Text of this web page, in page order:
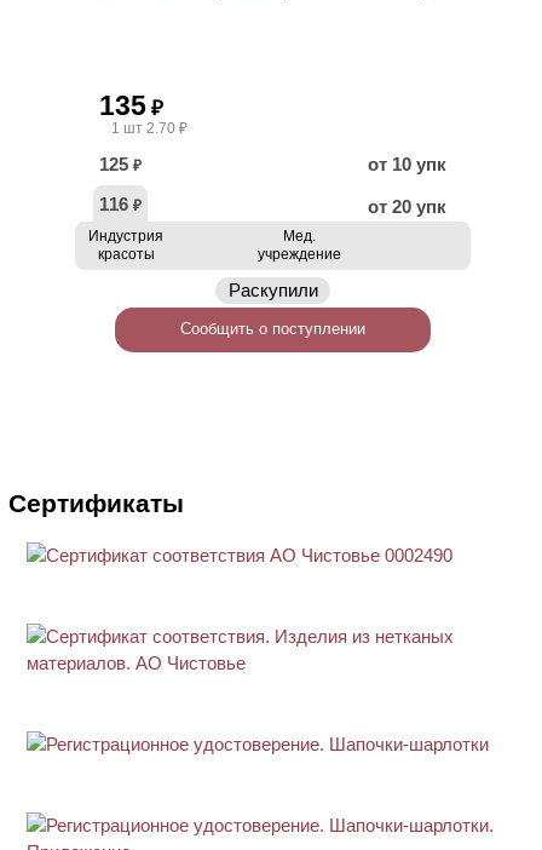
135 ₽
1 шт 2.70 ₽
125 ₽
от 10 упк
116 ₽ от 20 упк
Индустрия
красоты
Мед.
учреждение
Раскупили
Сообщить о поступлении
Сертификаты